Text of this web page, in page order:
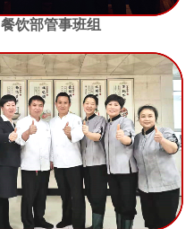
餐饮部管事班组